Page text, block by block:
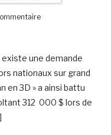
existe une demande
nationaux sur grand
en 3D » a ainsi battu
312 000 $ lors de